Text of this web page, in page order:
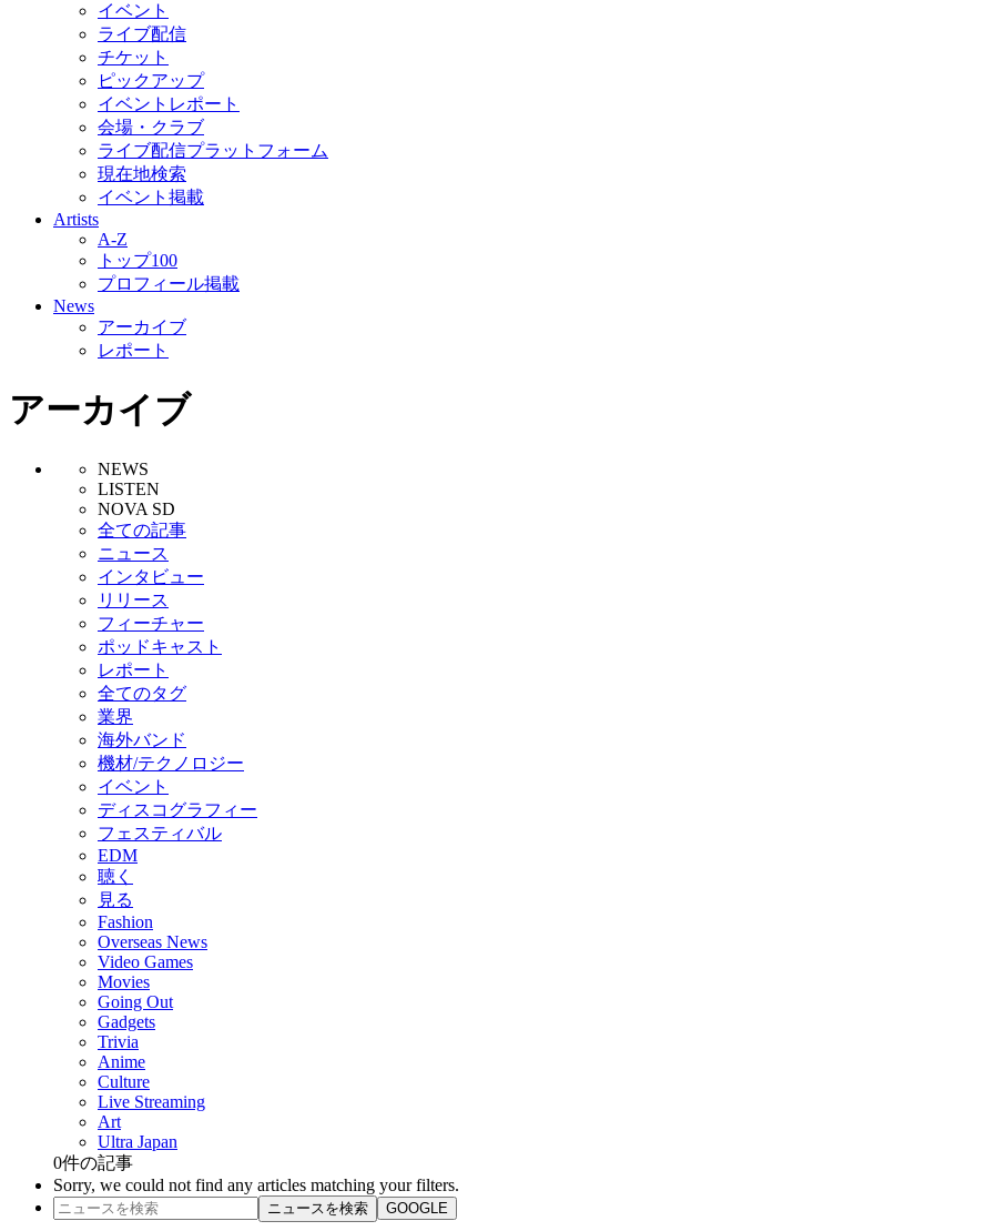
イベント
ライブ配信
チケット
ピックアップ
イベントレポート
会場・クラブ
ライブ配信プラットフォーム
現在地検索
イベント掲載
Artists
A-Z
トップ100
プロフィール掲載
News
アーカイブ
レポート
アーカイブ
NEWS
LISTEN
NOVA SD
全ての記事
ニュース
インタビュー
リリース
フィーチャー
ポッドキャスト
レポート
全てのタグ
業界
海外バンド
機材/テクノロジー
イベント
ディスコグラフィー
フェスティバル
EDM
聴く
見る
Fashion
Overseas News
Video Games
Movies
Going Out
Gadgets
Trivia
Anime
Culture
Live Streaming
Art
Ultra Japan
0件の記事
Sorry, we could not find any articles matching your filters.
ニュースを検索 GOOGLE